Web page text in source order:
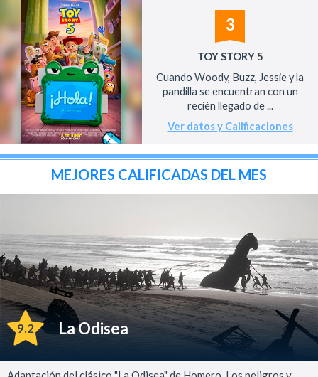
3
TOY STORY 5
Cuando Woody, Buzz, Jessie y la
pandilla se encuentran con un
recién llegado de ...
Ver datos y Calificaciones
MEJORES CALIFICADAS DEL MES
9.2 La Odisea